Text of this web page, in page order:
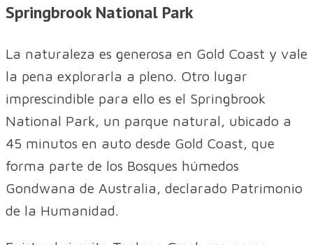
Springbrook National Park
La naturaleza es generosa en Gold Coast y vale
la pena explorarla a pleno. Otro lugar
imprescindible para ello es el Springbrook
National Park, un parque natural, ubicado a
45 minutos en auto desde Gold Coast, que
forma parte de los Bosques húmedos
Gondwana de Australia, declarado Patrimonio
de la Humanidad.